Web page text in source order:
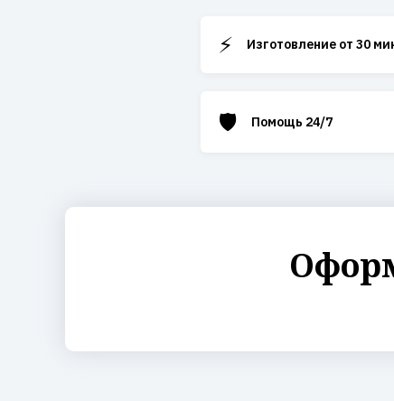
⚡ Изготовление от 30
🛡️ Помощь 24/7